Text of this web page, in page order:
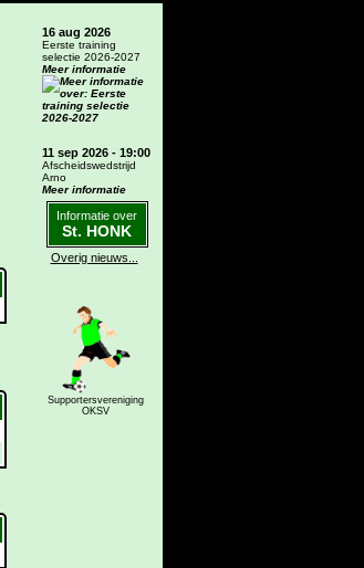
16 aug 2026
Eerste training
selectie 2026-2027
Meer informatie
11 sep 2026 - 19:00
Afscheidswedstrijd
Arno
Meer informatie
Informatie over
St. HONK
Overig nieuws...
Supportersvereniging
OKSV